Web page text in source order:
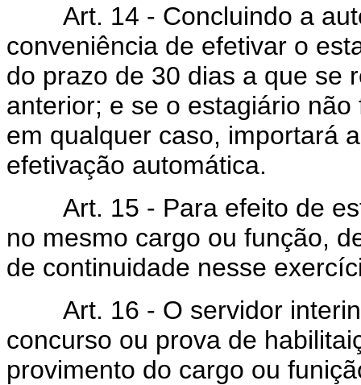
Art. 14 - Concluindo a
conveniência de efetivar o
do prazo de 30 dias a que se
anterior; e se o estagiário
em qualquer caso, importará
efetivação automática.
Art. 15 - Para efeito de
no mesmo cargo ou função,
de continuidade nesse
Art. 16 - O servidor
concurso ou prova de
provimento do cargo ou